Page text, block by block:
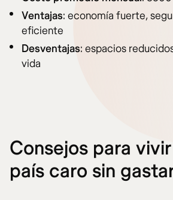
Ventajas: economía fuerte,
eficiente
Desventajas: espacios
vida
Consejos para
país caro sin